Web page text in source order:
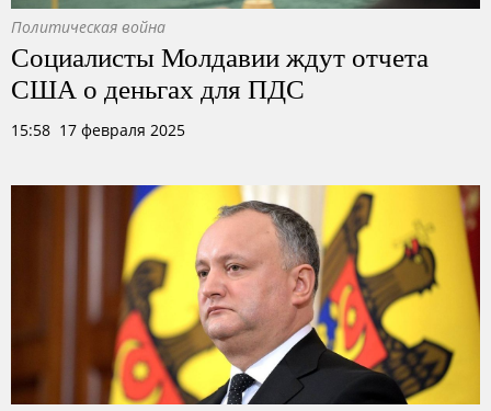
Политическая война
Социалисты Молдавии ждут отчета
США о деньгах для ПДС
15:58 17 февраля 2025